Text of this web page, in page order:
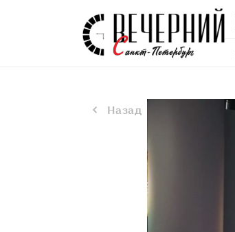
Назад
Назад